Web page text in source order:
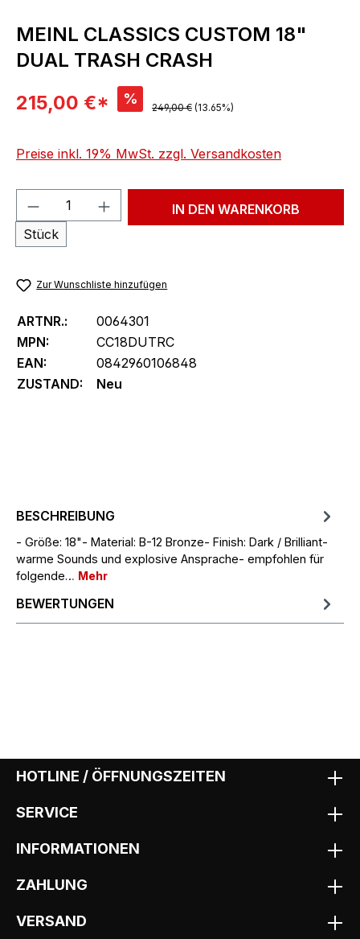
MEINL CLASSICS CUSTOM 18"
DUAL TRASH CRASH
Verkaufspreis:
215,00 €* % Regulärer Preis:
249,00 € (13.65%)
Preise inkl. 19% MwSt. zzgl. Versandkosten
Produkt Anzahl: Gib den
Stück
IN DEN WARENKORB
Zur Wunschliste hinzufügen
ARTNR.:
0064301
MPN:
CC18DUTRC
EAN:
0842960106848
ZUSTAND:
Neu
BESCHREIBUNG
- Größe: 18"- Material: B-12 Bronze- Finish: Dark / Brilliant-
warme Sounds und explosive Ansprache- empfohlen für
folgende… Mehr
BEWERTUNGEN
HOTLINE / ÖFFNUNGSZEITEN
SERVICE
INFORMATIONEN
ZAHLUNG
VERSAND